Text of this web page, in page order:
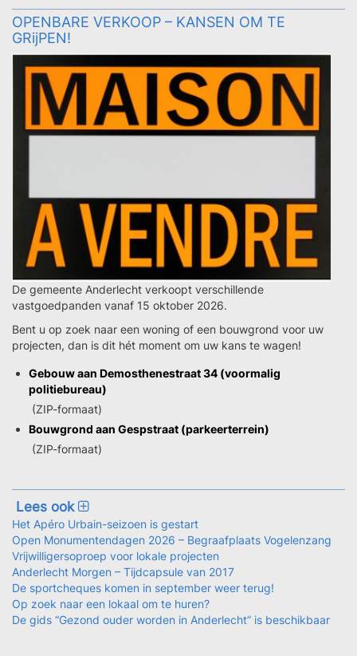
OPENBARE VERKOOP – KANSEN OM TE
GRijPEN!
De gemeente Anderlecht verkoopt verschillende
vastgoedpanden vanaf 15 oktober 2026.
Bent u op zoek naar een woning of een bouwgrond voor uw
projecten, dan is dit hét moment om uw kans te wagen!
Gebouw aan Demosthenestraat 34 (voormalig
politiebureau)
(ZIP-formaat)
Bouwgrond aan Gespstraat (parkeerterrein)
(ZIP-formaat)
Lees ook
Het Apéro Urbain-seizoen is gestart
Open Monumentendagen 2026 – Begraafplaats Vogelenzang
Vrijwilligersoproep voor lokale projecten
Anderlecht Morgen – Tijdcapsule van 2017
De sportcheques komen in september weer terug!
Op zoek naar een lokaal om te huren?
De gids “Gezond ouder worden in Anderlecht” is beschikbaar